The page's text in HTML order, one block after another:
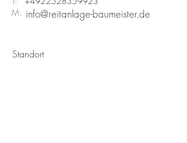
M: info@reitanlage-baumeister.de
Standort